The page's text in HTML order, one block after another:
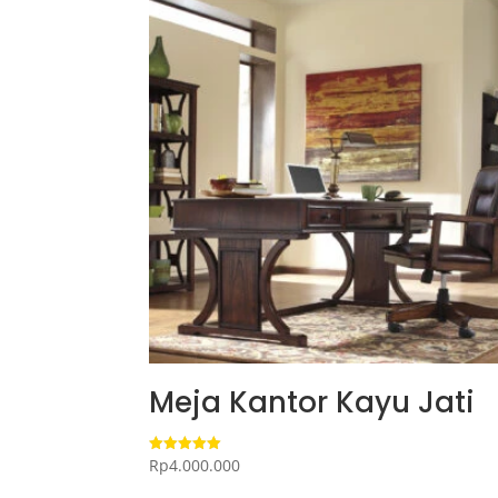
Meja Kantor Kayu Jati
Dinilai
5.00
Rp4.000.000